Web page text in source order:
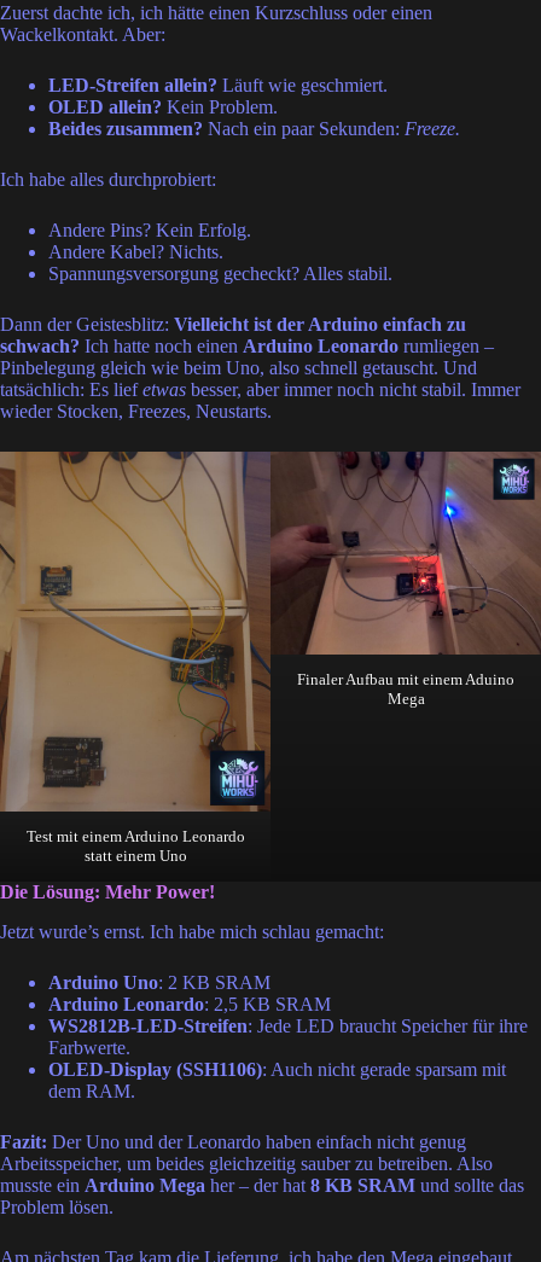
Zuerst dachte ich, ich hätte einen Kurzschluss oder einen
Wackelkontakt. Aber:
LED-Streifen allein? Läuft wie geschmiert.
OLED allein? Kein Problem.
Beides zusammen? Nach ein paar Sekunden: Freeze.
Ich habe alles durchprobiert:
Andere Pins? Kein Erfolg.
Andere Kabel? Nichts.
Spannungsversorgung gecheckt? Alles stabil.
Dann der Geistesblitz: Vielleicht ist der Arduino einfach zu
schwach? Ich hatte noch einen Arduino Leonardo rumliegen –
Pinbelegung gleich wie beim Uno, also schnell getauscht. Und
tatsächlich: Es liefetwas besser, aber immer noch nicht stabil. Immer
wieder Stocken, Freezes, Neustarts.
Test mit einem Arduino Leonardo
statt einem Uno
Finaler Aufbau mit einem Aduino
Mega
Die Lösung: Mehr Power!
Jetzt wurde’s ernst. Ich habe mich schlau gemacht:
Arduino Uno: 2 KB SRAM
Arduino Leonardo: 2,5 KB SRAM
WS2812B-LED-Streifen: Jede LED braucht Speicher für ihre
Farbwerte.
OLED-Display (SSH1106): Auch nicht gerade sparsam mit
dem RAM.
Fazit: Der Uno und der Leonardo haben einfach nicht genug
Arbeitsspeicher, um beides gleichzeitig sauber zu betreiben. Also
musste ein Arduino Mega her – der hat 8 KB SRAM und sollte das
Problem lösen.
Am nächsten Tag kam die Lieferung, ich habe den Mega eingebaut…